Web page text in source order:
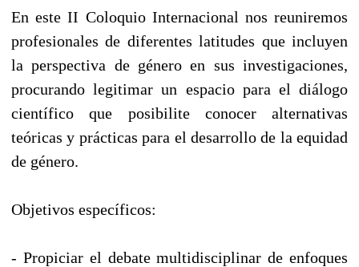
En este II Coloquio Internacional nos reuniremos
profesionales de diferentes latitudes que incluyen
la perspectiva de género en sus investigaciones,
procurando legitimar un espacio para el diálogo
científico que posibilite conocer alternativas
teóricas y prácticas para el desarrollo de la equidad
de género.
Objetivos específicos:
- Propiciar el debate multidisciplinar de enfoques